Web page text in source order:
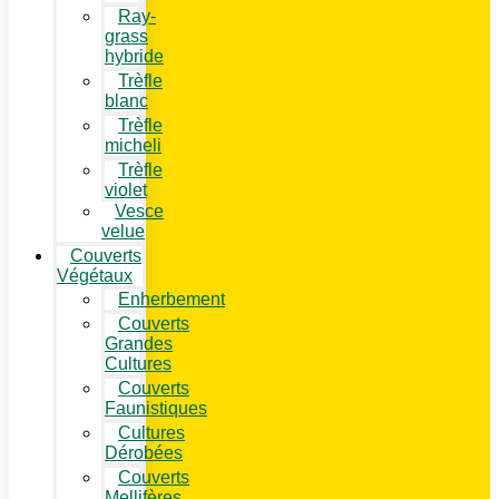
Ray-
grass
hybride
Trèfle
blanc
Trèfle
micheli
Trèfle
violet
Vesce
velue
Couverts
Végétaux
Enherbement
Couverts
Grandes
Cultures
Couverts
Faunistiques
Cultures
Dérobées
Couverts